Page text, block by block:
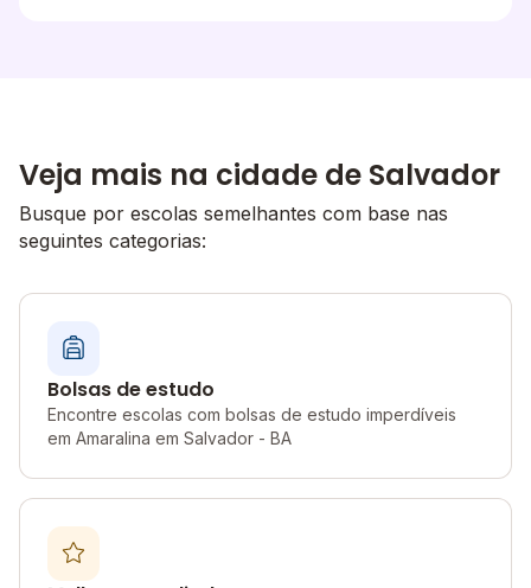
Veja mais na cidade de Salvador
Busque por escolas semelhantes com base nas
seguintes categorias:
Bolsas de estudo
Encontre escolas com bolsas de estudo imperdíveis
em Amaralina em Salvador - BA